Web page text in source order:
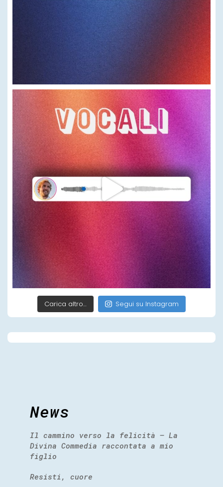
Carica altro… Segui su Instagram
News
Il cammino verso la felicità – La
Divina Commedia raccontata a mio
figlio
Resisti, cuore